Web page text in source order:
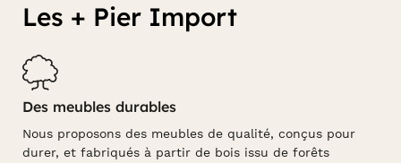
Les + Pier Import
Des meubles durables
Nous proposons des meubles de qualité, conçus pour
durer, et fabriqués à partir de bois issu de forêts